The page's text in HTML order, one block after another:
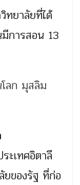
ทยาลัยที่ได้
การสอน 13
ะเทศอิตาลี
ยของรัฐ ที่ก่อ